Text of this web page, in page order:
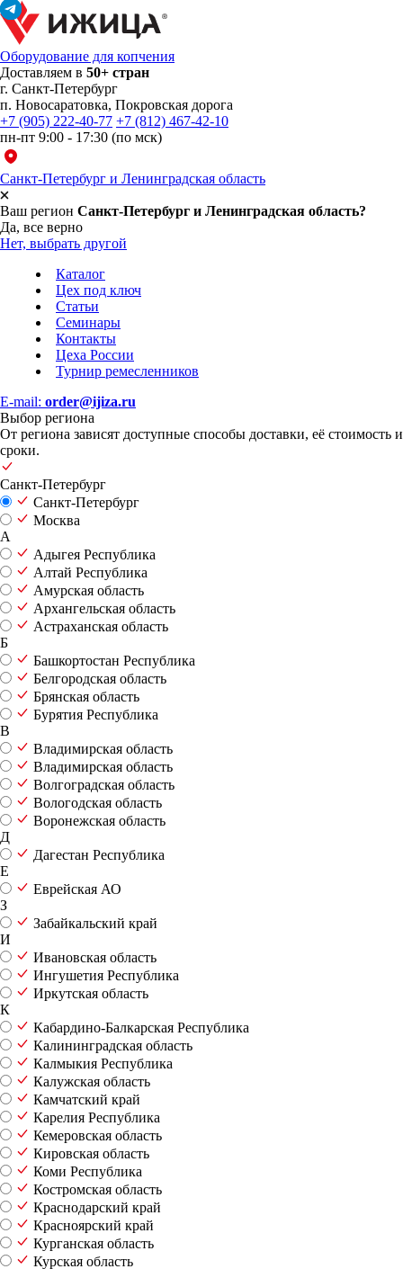
Санкт-Петербург и Ленинградская область
Ваш регион Санкт-Петербург и Ленинградская область?
Да, все верно
Нет, выбрать другой
Оборудование для копчения
Доставляем в 50+ стран
г. Санкт-Петербург
п. Новосаратовка, Покровская дорога
+7 (905) 222-40-77 +7 (812) 467-42-10
пн-пт 9:00 - 17:30 (по мск)
Каталог
Цех под ключ
Статьи
Семинары
Контакты
Цеха России
Турнир ремесленников
E-mail: order@ijiza.ru
Выбор региона
От региона зависят доступные способы доставки, её стоимость и
сроки.
Санкт-Петербург
Санкт-Петербург
Москва
А
Адыгея Республика
Алтай Республика
Амурская область
Архангельская область
Астраханская область
Б
Башкортостан Республика
Белгородская область
Брянская область
Бурятия Республика
В
Владимирская область
Владимирская область
Волгоградская область
Вологодская область
Воронежская область
Д
Дагестан Республика
Е
Еврейская АО
З
Забайкальский край
И
Ивановская область
Ингушетия Республика
Иркутская область
К
Кабардино-Балкарская Республика
Калининградская область
Калмыкия Республика
Калужская область
Камчатский край
Карелия Республика
Кемеровская область
Кировская область
Коми Республика
Костромская область
Краснодарский край
Красноярский край
Курганская область
Курская область